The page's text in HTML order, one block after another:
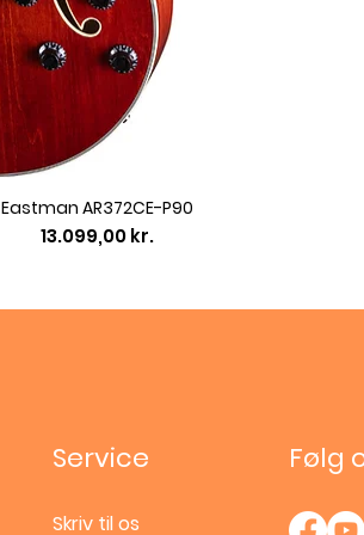
Eastman AR372CE-P90
Pris
13.099,00 kr.
Service
Skriv til os
Følg